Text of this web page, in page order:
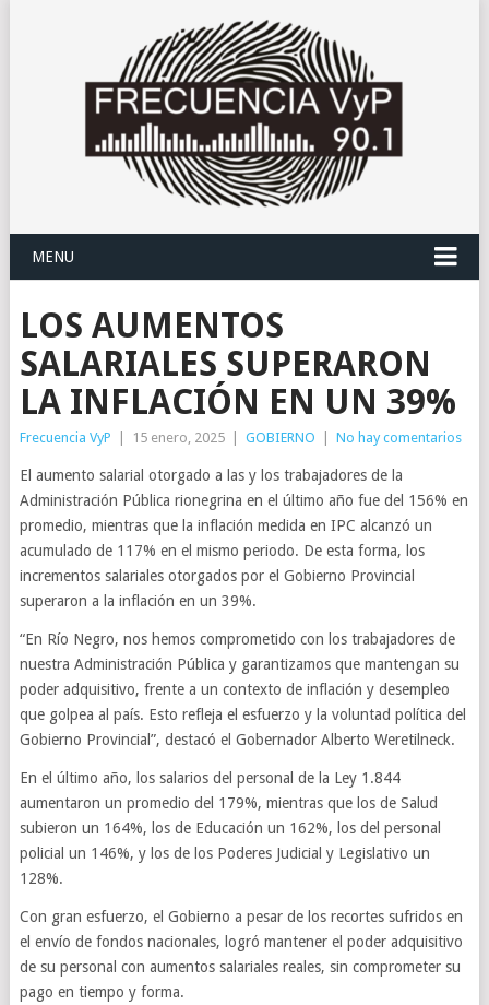
MENU
LOS AUMENTOS
SALARIALES SUPERARON
LA INFLACIÓN EN UN 39%
Frecuencia VyP 15 enero, 2025 GOBIERNO No hay comentarios
El aumento salarial otorgado a las y los trabajadores de la
Administración Pública rionegrina en el último año fue del 156% en
promedio, mientras que la inflación medida en IPC alcanzó un
acumulado de 117% en el mismo periodo. De esta forma, los
incrementos salariales otorgados por el Gobierno Provincial
superaron a la inflación en un 39%.
“En Río Negro, nos hemos comprometido con los trabajadores de
nuestra Administración Pública y garantizamos que mantengan su
poder adquisitivo, frente a un contexto de inflación y desempleo
que golpea al país. Esto refleja el esfuerzo y la voluntad política del
Gobierno Provincial”, destacó el Gobernador Alberto Weretilneck.
En el último año, los salarios del personal de la Ley 1.844
aumentaron un promedio del 179%, mientras que los de Salud
subieron un 164%, los de Educación un 162%, los del personal
policial un 146%, y los de los Poderes Judicial y Legislativo un
128%.
Con gran esfuerzo, el Gobierno a pesar de los recortes sufridos en
el envío de fondos nacionales, logró mantener el poder adquisitivo
de su personal con aumentos salariales reales, sin comprometer su
pago en tiempo y forma.